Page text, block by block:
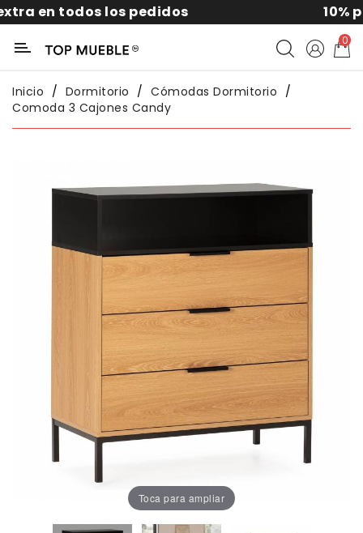
10% por suscribirte a la
Categoría
Salón
Comedor
0
Inicio Dormitorio
Cómodas Dormitorio
Comoda 3 Cajones Candy
Toca para ampliar